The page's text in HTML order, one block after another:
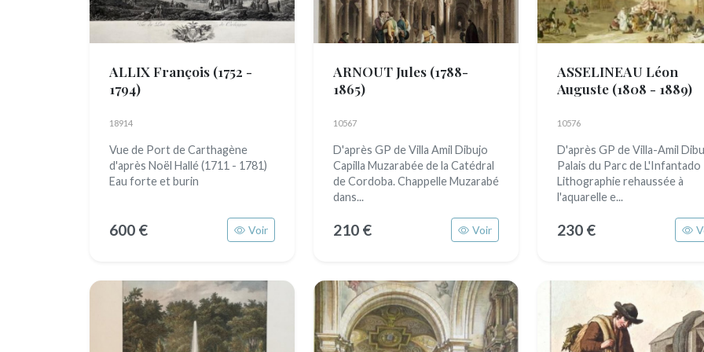
ALLIX François (1752 -
1794)
18914
Vue de Port de Carthagène
d'après Noël Hallé (1711 - 1781)
Eau forte et burin
600 € Voir
ARNOUT Jules (1788-
1865)
10567
D'après GP de Villa Amil Dibujo
Capilla Muzarabée de la Catédral
de Cordoba. Chappelle Muzarabé
dans...
210 € Voir
ASSELINEAU Léon
Auguste (1808 - 1889)
10576
D'après GP de Villa-Amil
Palais du Parc de L'Infantado
Lithographie rehaussée à
l'aquarelle e...
230 €